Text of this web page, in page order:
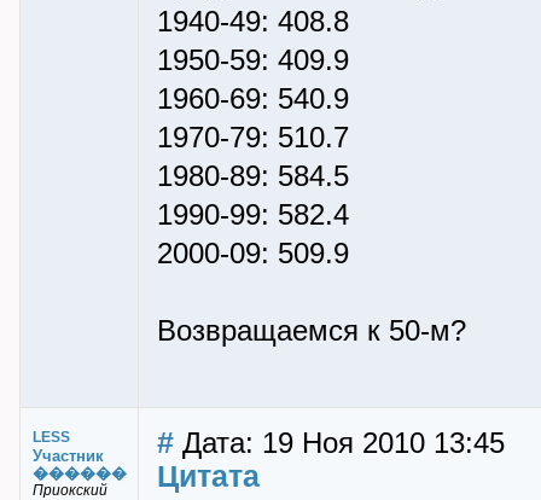
1940-49: 408.8
1950-59: 409.9
1960-69: 540.9
1970-79: 510.7
1980-89: 584.5
1990-99: 582.4
2000-09: 509.9
Возвращаемся к 50-м?
LESS
Участник
������
Приокский
# Дата: 19 Ноя 2010 13:45
Цитата